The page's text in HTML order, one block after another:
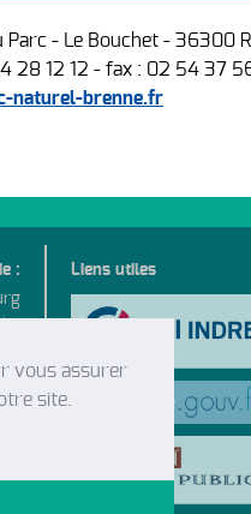
vous assurer
site.
Parc - Le Bouchet - 36300
28 12 12 - fax : 02 54 37
naturel-brenne.fr
:
:
Liens utiles